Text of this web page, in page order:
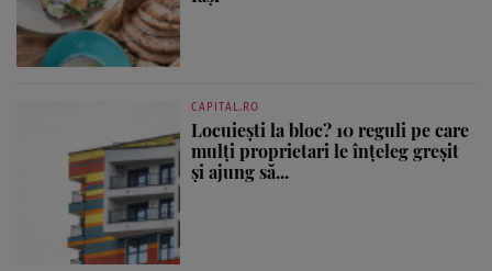
CAPITAL.RO
Locuiești la bloc? 10 reguli pe care
mulți proprietari le înțeleg greșit
și ajung să...